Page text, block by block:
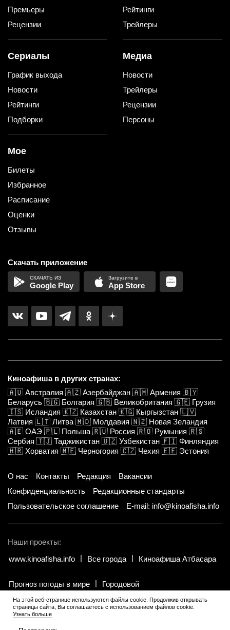
Премьеры
Рецензии
Рейтинги
Трейлеры
Сериалы
График выхода
Новости
Рейтинги
Подборки
Медиа
Новости
Трейлеры
Рецензии
Персоны
Мое
Билеты
Избранное
Расписание
Оценки
Отзывы
Скачать приложение
Google Play App Store
Киноафиша в других странах:
🇦🇺 Австралия 🇦🇿 Азербайджан 🇦🇲 Армения 🇧🇾
Беларусь 🇧🇬 Болгария 🇬🇧 Великобритания 🇬🇪 Грузия
🇮🇸 Исландия 🇰🇿 Казахстан 🇰🇬 Кыргызстан 🇱🇻
Латвия 🇱🇹 Литва 🇲🇩 Молдавия 🇳🇿 Новая Зеландия
🇦🇪 ОАЭ 🇵🇱 Польша 🇷🇺 Россия 🇷🇴 Румыния 🇷🇸
Сербия 🇹🇯 Таджикистан 🇺🇿 Узбекистан 🇫🇮 Финляндия
🇭🇷 Хорватия 🇲🇪 Черногория 🇨🇿 Чехия 🇪🇪 Эстония
О нас Контакты Редакция
Вакансии
Конфиденциальность
Редакционные стандарты
Пользовательское соглашение
E-mail: info@kinoafisha.info
Наши проекты:
www.kinoafisha.info
Все города Киноафиша Атбасара
Прогноз погоды в мире Городовой
© 2002-2026 Все права и материалы принадлежат «Киноафиша».
Копирование информации только с письменного разрешения
редакции.
На этой веб-странице используются файлы cookie. Продолжив открывать
страницы сайта, Вы соглашаетесь с использованием файлов cookie.
Узнать больше